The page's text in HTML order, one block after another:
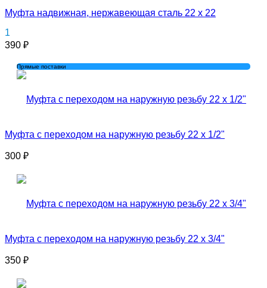
Муфта надвижная, нержавеющая сталь 22 x 22
1
390 ₽
Прямые поставки
Муфта с переходом на наружную резьбу 22 x 1/2"
300 ₽
Муфта с переходом на наружную резьбу 22 x 3/4"
350 ₽